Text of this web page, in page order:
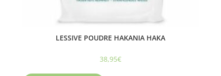
LESSIVE POUDRE HAKANIA HAKA
38,95€